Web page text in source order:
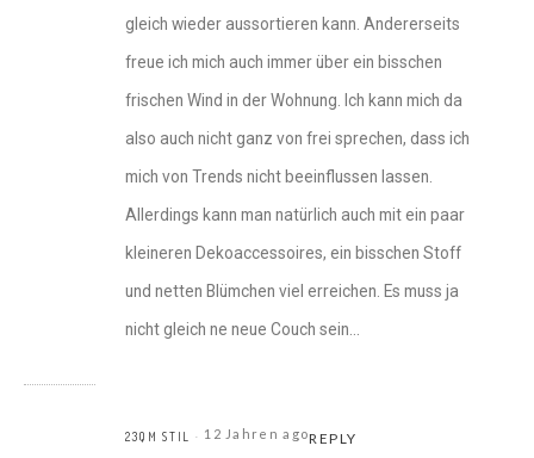
gleich wieder aussortieren kann. Andererseits
freue ich mich auch immer über ein bisschen
frischen Wind in der Wohnung. Ich kann mich da
also auch nicht ganz von frei sprechen, dass ich
mich von Trends nicht beeinflussen lassen.
Allerdings kann man natürlich auch mit ein paar
kleineren Dekoaccessoires, ein bisschen Stoff
und netten Blümchen viel erreichen. Es muss ja
nicht gleich ne neue Couch sein…
23QM STIL 12 Jahren agoREPLY